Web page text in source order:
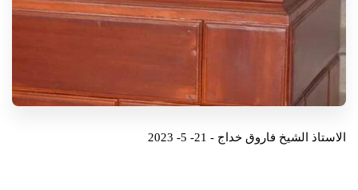
الاستاذ الشيخ فاروق خداج - 21- 5- 2023